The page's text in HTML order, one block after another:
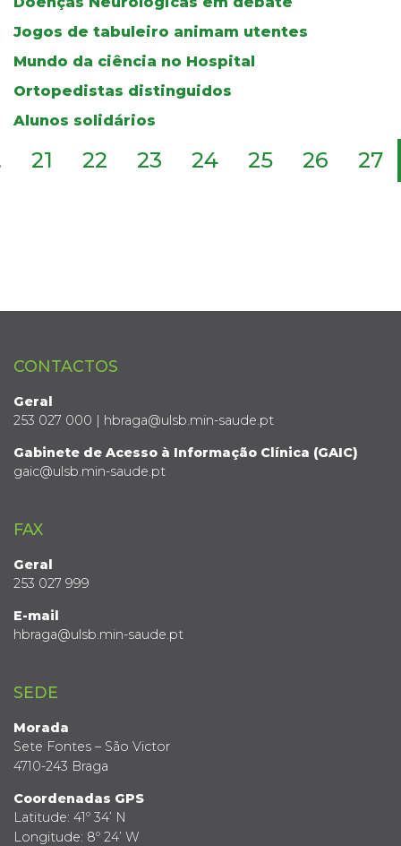
Jogos de tabuleiro animam utentes
Mundo da ciência no Hospital
Ortopedistas distinguidos
Alunos solidários
21 22 23 24 25 26 27
CONTACTOS
Geral
253 027 000 | hbraga@ulsb.min-saude.pt
Gabinete de Acesso à Informação Clínica (GAIC)
gaic@ulsb.min-saude.pt
FAX
Geral
253 027 999
E-mail
hbraga@ulsb.min-saude.pt
SEDE
Morada
Sete Fontes – São Victor
4710-243 Braga
Coordenadas GPS
Latitude: 41º 34’ N
Longitude: 8º 24’ W